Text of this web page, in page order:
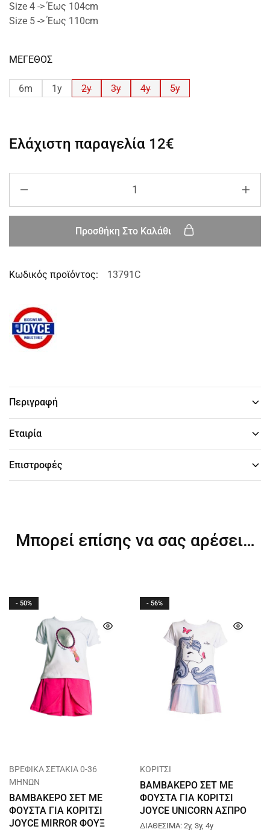
Size 4 -> Έως 104cm
Size 5 -> Έως 110cm
ΜΕΓΕΘΟΣ
6m 1y 2y 3y 4y 5y
Ελάχιστη παραγελία 12€
Προσθήκη Στο Καλάθι
Κωδικός προϊόντος: 13791C
Περιγραφή
Εταιρία
Επιστροφές
Μπορεί επίσης να σας αρέσει…
- 50%
ΒΡΕΦΙΚΑ ΣΕΤΑΚΙΑ 0-36
ΜΗΝΩΝ
ΒΑΜΒΑΚΕΡΟ ΣΕΤ ΜΕ
ΦΟΥΣΤΑ ΓΙΑ ΚΟΡΙΤΣΙ
JOYCE MIRROR ΦΟΥΞ
- 56%
ΚΟΡΙΤΣΙ
ΒΑΜΒΑΚΕΡΟ ΣΕΤ ΜΕ
ΦΟΥΣΤΑ ΓΙΑ ΚΟΡΙΤΣΙ
JOYCE UNICORN ΑΣΠΡΟ
13789
ΔΙΑΘΕΣΙΜΑ: 2y, 3y, 4y